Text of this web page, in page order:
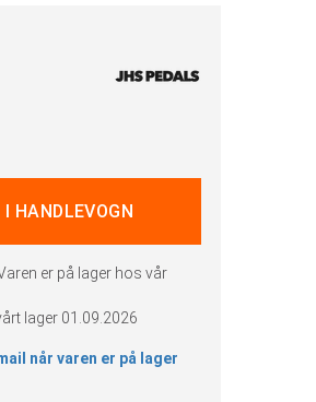
er på lager hos vår
lager 01.09.2026
når varen er på lager